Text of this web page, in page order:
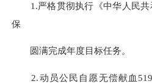
1.严格贯彻执行《中华人民共
保
圆满完成年度目标任务。
2.动员公民自愿无偿献血519